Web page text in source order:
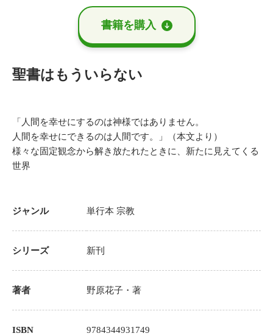
書籍を購⼊
聖書はもういらない
「人間を幸せにするのは神様ではありません。
人間を幸せにできるのは人間です。」（本文より）
様々な固定観念から解き放たれたときに、新たに見えてくる
世界
ジャンル 単行本 宗教
シリーズ 新刊
著者 野原花子 ・著
ISBN 9784344931749